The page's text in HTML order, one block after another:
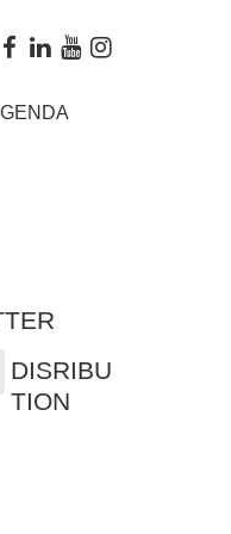
DISRIBU
TION